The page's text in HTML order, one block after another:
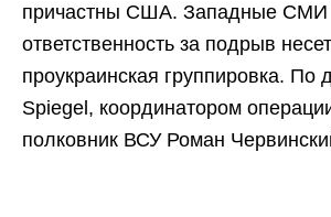
причастны США. Западные СМИ
ответственность за подрыв несет
проукраинская группировка. По
Spiegel, координатором
полковник ВСУ Роман